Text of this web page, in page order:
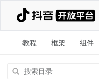
教程 框架 组件